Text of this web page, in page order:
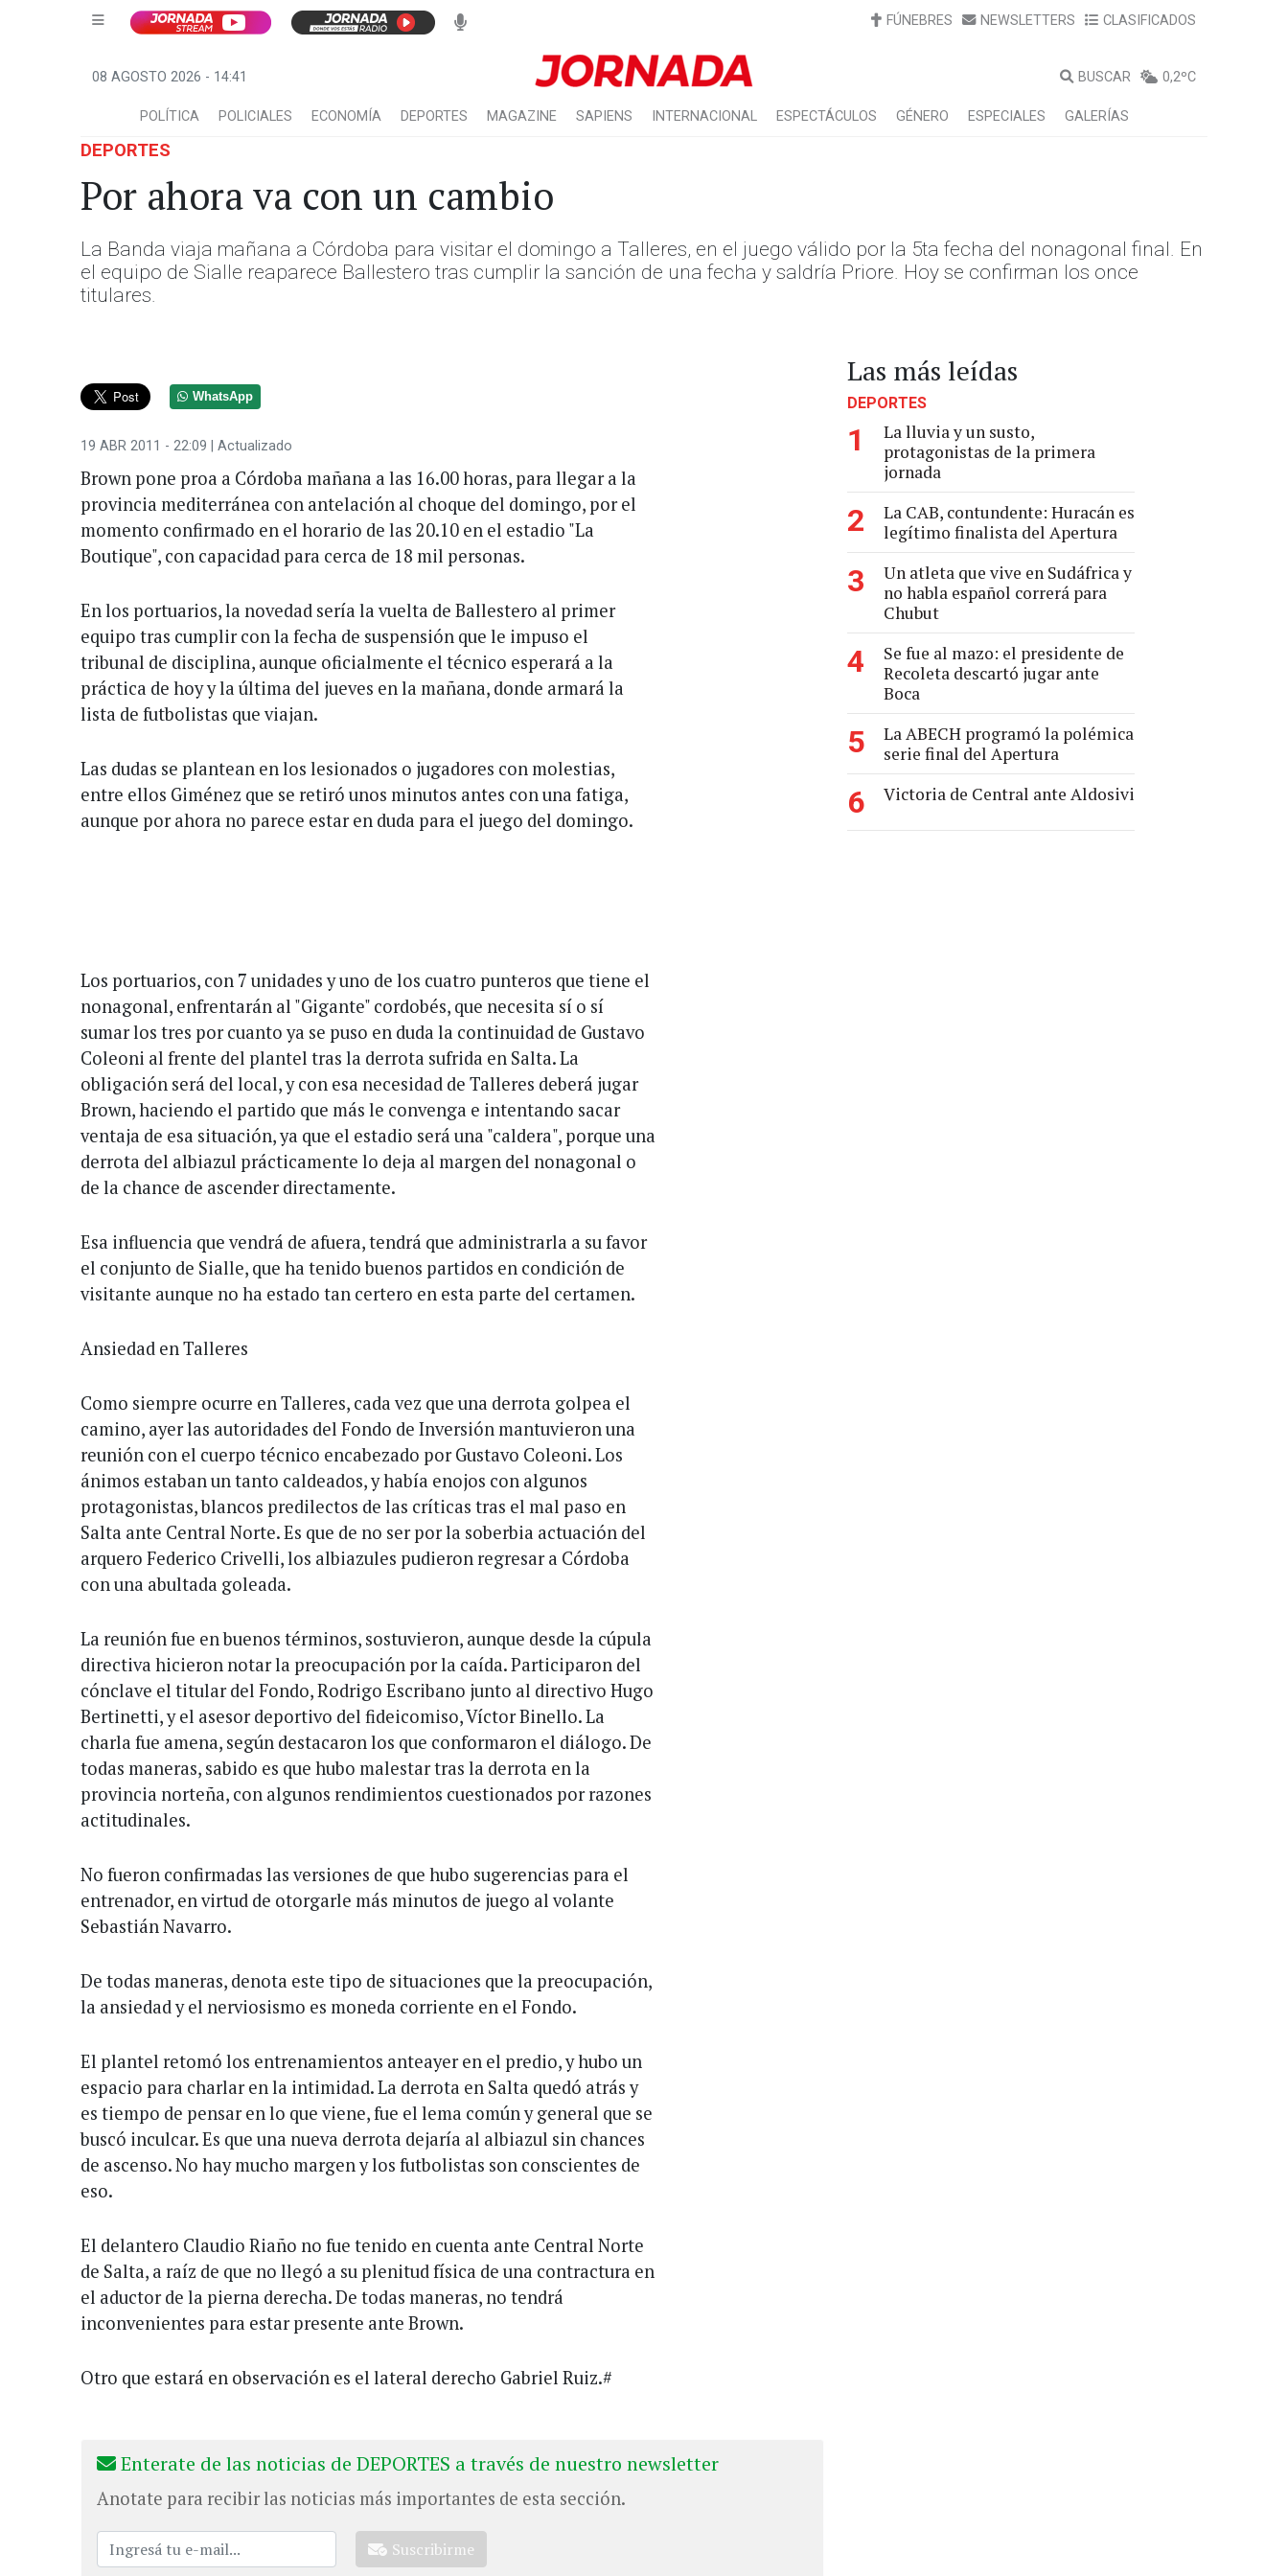
FÚNEBRES NEWSLETTERS CLASIFICADOS
08 AGOSTO 2026 - 14:41 BUSCAR 0,2ºC
POLÍTICA POLICIALES ECONOMÍA DEPORTES MAGAZINE SAPIENS INTERNACIONAL ESPECTÁCULOS GÉNERO ESPECIALES GALERÍAS
DEPORTES
Por ahora va con un cambio
La Banda viaja mañana a Córdoba para visitar el domingo a Talleres, en el juego válido por la 5ta fecha del nonagonal final. En
el equipo de Sialle reaparece Ballestero tras cumplir la sanción de una fecha y saldría Priore. Hoy se confirman los once
titulares.
WhatsApp
19 ABR 2011 - 22:09 | Actualizado
Brown pone proa a Córdoba mañana a las 16.00 horas, para llegar a la
provincia mediterránea con antelación al choque del domingo, por el
momento confirmado en el horario de las 20.10 en el estadio "La
Boutique", con capacidad para cerca de 18 mil personas.
En los portuarios, la novedad sería la vuelta de Ballestero al primer
equipo tras cumplir con la fecha de suspensión que le impuso el
tribunal de disciplina, aunque oficialmente el técnico esperará a la
práctica de hoy y la última del jueves en la mañana, donde armará la
lista de futbolistas que viajan.
Las dudas se plantean en los lesionados o jugadores con molestias,
entre ellos Giménez que se retiró unos minutos antes con una fatiga,
aunque por ahora no parece estar en duda para el juego del domingo.
Los portuarios, con 7 unidades y uno de los cuatro punteros que tiene el
nonagonal, enfrentarán al "Gigante" cordobés, que necesita sí o sí
sumar los tres por cuanto ya se puso en duda la continuidad de Gustavo
Coleoni al frente del plantel tras la derrota sufrida en Salta. La
obligación será del local, y con esa necesidad de Talleres deberá jugar
Brown, haciendo el partido que más le convenga e intentando sacar
ventaja de esa situación, ya que el estadio será una "caldera", porque una
derrota del albiazul prácticamente lo deja al margen del nonagonal o
de la chance de ascender directamente.
Esa influencia que vendrá de afuera, tendrá que administrarla a su favor
el conjunto de Sialle, que ha tenido buenos partidos en condición de
visitante aunque no ha estado tan certero en esta parte del certamen.
Ansiedad en Talleres
Como siempre ocurre en Talleres, cada vez que una derrota golpea el
camino, ayer las autoridades del Fondo de Inversión mantuvieron una
reunión con el cuerpo técnico encabezado por Gustavo Coleoni. Los
ánimos estaban un tanto caldeados, y había enojos con algunos
protagonistas, blancos predilectos de las críticas tras el mal paso en
Salta ante Central Norte. Es que de no ser por la soberbia actuación del
arquero Federico Crivelli, los albiazules pudieron regresar a Córdoba
con una abultada goleada.
La reunión fue en buenos términos, sostuvieron, aunque desde la cúpula
directiva hicieron notar la preocupación por la caída. Participaron del
cónclave el titular del Fondo, Rodrigo Escribano junto al directivo Hugo
Bertinetti, y el asesor deportivo del fideicomiso, Víctor Binello. La
charla fue amena, según destacaron los que conformaron el diálogo. De
todas maneras, sabido es que hubo malestar tras la derrota en la
provincia norteña, con algunos rendimientos cuestionados por razones
actitudinales.
No fueron confirmadas las versiones de que hubo sugerencias para el
entrenador, en virtud de otorgarle más minutos de juego al volante
Sebastián Navarro.
De todas maneras, denota este tipo de situaciones que la preocupación,
la ansiedad y el nerviosismo es moneda corriente en el Fondo.
El plantel retomó los entrenamientos anteayer en el predio, y hubo un
espacio para charlar en la intimidad. La derrota en Salta quedó atrás y
es tiempo de pensar en lo que viene, fue el lema común y general que se
buscó inculcar. Es que una nueva derrota dejaría al albiazul sin chances
de ascenso. No hay mucho margen y los futbolistas son conscientes de
eso.
El delantero Claudio Riaño no fue tenido en cuenta ante Central Norte
de Salta, a raíz de que no llegó a su plenitud física de una contractura en
el aductor de la pierna derecha. De todas maneras, no tendrá
inconvenientes para estar presente ante Brown.
Otro que estará en observación es el lateral derecho Gabriel Ruiz.#
Enterate de las noticias de DEPORTES a través de nuestro newsletter
Anotate para recibir las noticias más importantes de esta sección.
Suscribirme
Las más leídas
DEPORTES
1
La lluvia y un susto,
protagonistas de la primera
jornada
2
La CAB, contundente: Huracán es
legítimo finalista del Apertura
3
Un atleta que vive en Sudáfrica y
no habla español correrá para
Chubut
4
Se fue al mazo: el presidente de
Recoleta descartó jugar ante
Boca
5
La ABECH programó la polémica
serie final del Apertura
6 Victoria de Central ante Aldosivi